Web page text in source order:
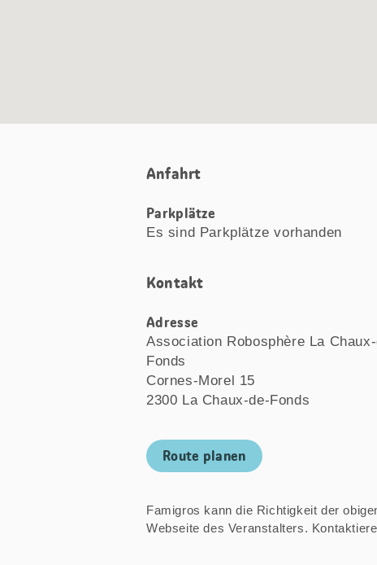
Anfahrt
Parkplätze
Es sind Parkplätze vorhanden
Kontakt
Adresse
Association Robosphère La
Fonds
Cornes-Morel 15
2300 La Chaux-de-Fonds
Route planen
Famigros kann die Richtigkeit der
Webseite des Veranstalters.